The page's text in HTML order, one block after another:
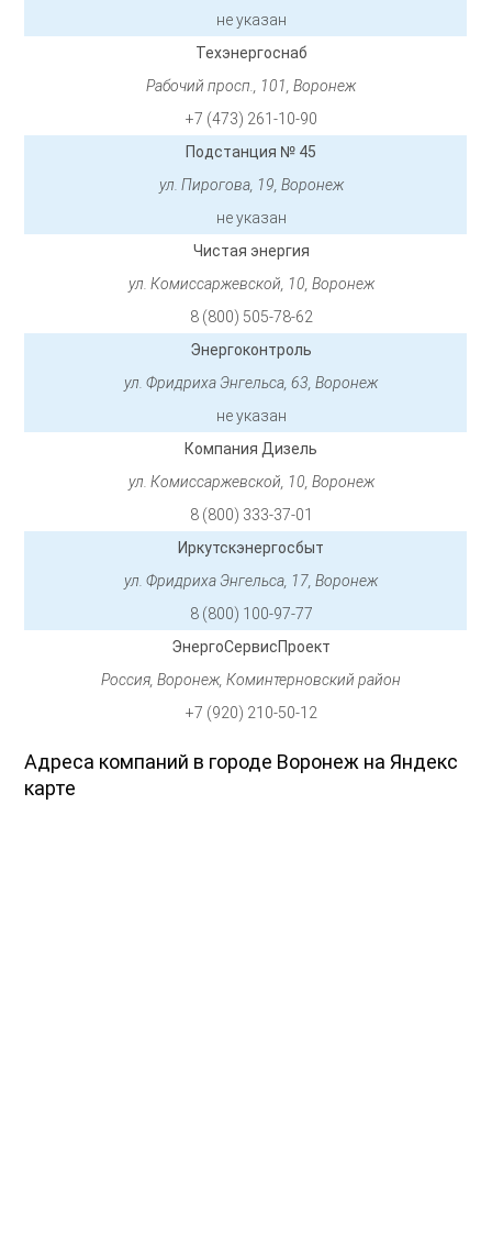
не указан
Техэнергоснаб
Рабочий просп., 101, Воронеж
+7 (473) 261-10-90
Подстанция № 45
ул. Пирогова, 19, Воронеж
не указан
Чистая энергия
ул. Комиссаржевской, 10, Воронеж
8 (800) 505-78-62
Энергоконтроль
ул. Фридриха Энгельса, 63, Воронеж
не указан
Компания Дизель
ул. Комиссаржевской, 10, Воронеж
8 (800) 333-37-01
Иркутскэнергосбыт
ул. Фридриха Энгельса, 17, Воронеж
8 (800) 100-97-77
ЭнергоСервисПроект
Россия, Воронеж, Коминтерновский район
+7 (920) 210-50-12
Адреса компаний в городе Воронеж на Яндекс
карте